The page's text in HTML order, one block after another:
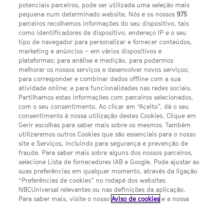
SEGUE-NOS
FACEBOOK
TWITTER
YOUTUBEINSTAGRAM
LINKS ÚTEIS
Escolhas de Anúncios
Política de privacidade
Termos E Condições
FILMES
UMA DIVISÃO DA NBCUNIVERSAL
potenciais parceiros, pode ser utilizada uma seleção mais
pequena num determinado website. Nós e os nossos975
parceiros recolhemos informações do seu dispositivo, tais
como identificadores de dispositivo, endereço IP e o seu
tipo de navegador para personalizar e fornecer conteúdos,
marketing e anúncios – em vários dispositivos e
plataformas; para análise e medição, para podermos
melhorar os nossos serviços e desenvolver novos serviços;
para corresponder e combinar dados offline com a sua
atividade online; e para funcionalidades nas redes sociais.
Partilhamos estas informações com parceiros selecionados,
com o seu consentimento. Ao clicar em “Aceito”, dá o seu
consentimento à nossa utilização destes Cookies. Clique em
Gerir escolhas para saber mais sobre os mesmos. Também
utilizaremos outros Cookies que são essenciais para o nosso
site e Serviços, incluindo para segurança e prevenção de
fraude. Para saber mais sobre alguns dos nossos parceiros,
selecione Lista de fornecedores IAB e Google. Pode ajustar as
suas preferências em qualquer momento, através da ligação
“Preferências de cookies” no rodapé dos websites
NBCUniversal relevantes ou nas definições da aplicação.
Para saber mais, visite o nossoAviso de cookies e a nossa